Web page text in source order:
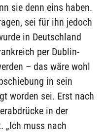
sie denn eins haben.
sei für ihn jedoch
in Deutschland
per Dublin-
– das wäre wohl
in sein
worden sei. Erst nach
in der
„Ich muss nach